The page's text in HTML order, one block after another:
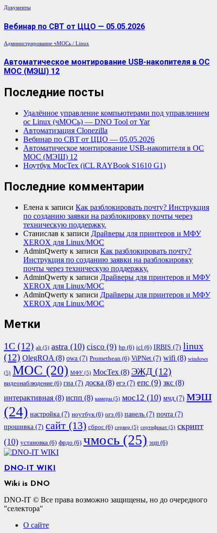
Документы
Вебинар по СВТ от ЦЦО — 05.05.2026
Администрирование чМОСь / Linux
Автоматическое монтирование USB-накопителя в ОС
МОС (МЭШ) 12
Последние посты
Удалённое управление компьютерами под управлением
ос Linux (чМОСь) — DNO Tool от Yar
Автоматизация Clonezilla
Вебинар по СВТ от ЦЦО — 05.05.2026
Автоматическое монтирование USB-накопителя в ОС
МОС (МЭШ) 12
Ноутбук МосТех (iCL RAYBook S1610 G1)
Последние комментарии
Елена к записи Как разблокировать почту? Инструкция
по созданию заявки на разблокировку почты через
техническую поддержку.
Станислав к записи Драйверы для принтеров и МФУ
XEROX для Linux/МОС
AdminQwerty к записи Как разблокировать почту?
Инструкция по созданию заявки на разблокировку
почты через техническую поддержку.
AdminQwerty к записи Драйверы для принтеров и МФУ
XEROX для Linux/МОС
AdminQwerty к записи Драйверы для принтеров и МФУ
XEROX для Linux/МОС
Метки
1С (12) alt (5) astra (10) cisco (9) hp (6) icl (6) IRBIS (7) linux
(12) OlegROA (8) owa (7) Promethean (6) ViPNet (7) wifi (8) windows
(5) МОС (20) МФУ (5) МосТех (8) ЭЖД (12)
видеонаблюдение (6) гиа (7) доска (8) егэ (7) епс (9) зкс (8)
интерактивная (8) испп (8) камеры (5) мос12 (10) мчд (7) мэш
(24) настройка (7) ноутбук(6) огэ (6) панель (7) почта (7)
прошивка (7) сайт (13) сброс (6) сервер (5) сертификат (5) скрипт
(10) установка (6) фрдо (6) чмось (25) эцп (6)
DNO-IT WIKI
Wiki is DNO
DNO-IT © Все права возможно защищены, но до очередного
"селектора"
О сайте